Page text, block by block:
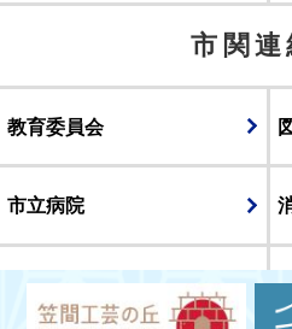
市関連
教育委員会
市立病院
議会